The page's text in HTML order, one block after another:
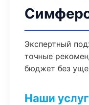
Экспертный
точные
бюджет без
Наши